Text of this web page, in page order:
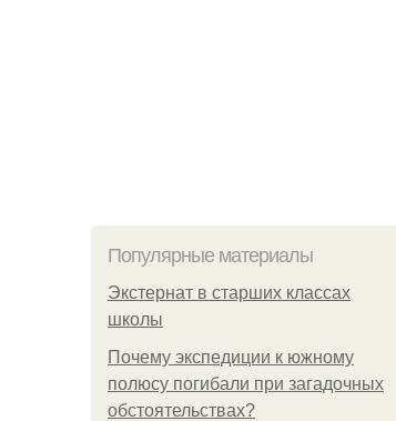
Популярные материалы
Экстернат в старших классах
школы
Почему экспедиции к южному
полюсу погибали при загадочных
обстоятельствах?